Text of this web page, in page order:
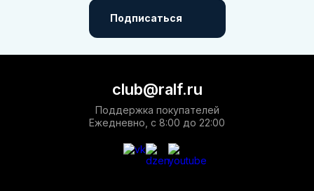
Подписаться
club@ralf.ru
Поддержка покупателей
Ежедневно, с 8:00 до 22:00